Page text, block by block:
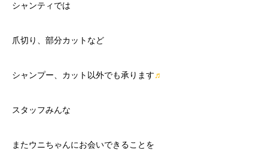
シャンティでは
爪切り、部分カットなど
シャンプー、カット以外でも承ります♬
スタッフみんな
またウニちゃんにお会いできることを